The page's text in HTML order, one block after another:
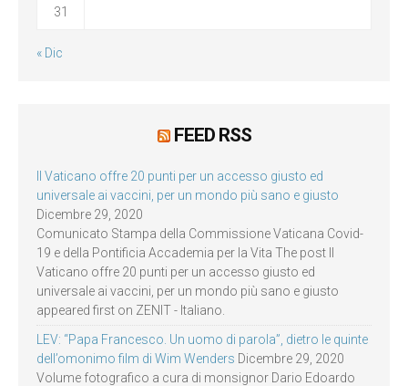
31
« Dic
FEED RSS
Il Vaticano offre 20 punti per un accesso giusto ed
universale ai vaccini, per un mondo più sano e giusto
Dicembre 29, 2020
Comunicato Stampa della Commissione Vaticana Covid-
19 e della Pontificia Accademia per la Vita The post Il
Vaticano offre 20 punti per un accesso giusto ed
universale ai vaccini, per un mondo più sano e giusto
appeared first on ZENIT - Italiano.
LEV: “Papa Francesco. Un uomo di parola”, dietro le quinte
dell’omonimo film di Wim Wenders Dicembre 29, 2020
Volume fotografico a cura di monsignor Dario Edoardo